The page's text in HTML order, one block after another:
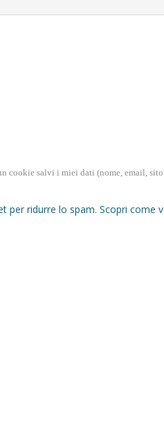
cookie salvi i miei dati (nome, email,
per ridurre lo spam. Scopri come